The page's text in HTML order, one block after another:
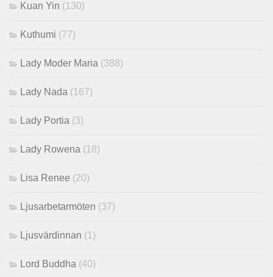
Kuan Yin (130)
Kuthumi (77)
Lady Moder Maria (388)
Lady Nada (167)
Lady Portia (3)
Lady Rowena (18)
Lisa Renee (20)
Ljusarbetarmöten (37)
Ljusvärdinnan (1)
Lord Buddha (40)